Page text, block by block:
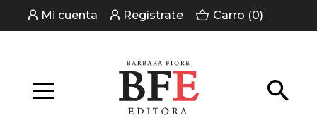
Mi cuenta Regístrate Carro (0)